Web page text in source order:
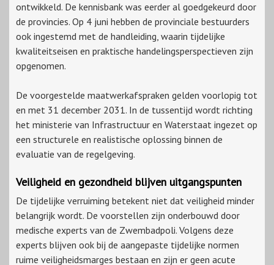
ontwikkeld. De kennisbank was eerder al goedgekeurd door
de provincies. Op 4 juni hebben de provinciale bestuurders
ook ingestemd met de handleiding, waarin tijdelijke
kwaliteitseisen en praktische handelingsperspectieven zijn
opgenomen.
De voorgestelde maatwerkafspraken gelden voorlopig tot
en met 31 december 2031. In de tussentijd wordt richting
het ministerie van Infrastructuur en Waterstaat ingezet op
een structurele en realistische oplossing binnen de
evaluatie van de regelgeving.
Veiligheid en gezondheid blijven uitgangspunten
De tijdelijke verruiming betekent niet dat veiligheid minder
belangrijk wordt. De voorstellen zijn onderbouwd door
medische experts van de Zwembadpoli. Volgens deze
experts blijven ook bij de aangepaste tijdelijke normen
ruime veiligheidsmarges bestaan en zijn er geen acute